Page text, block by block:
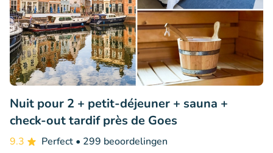
Nuit pour 2 + petit-déjeuner + sauna +
check-out tardif près de Goes
9.3 Perfect • 299 beoordelingen